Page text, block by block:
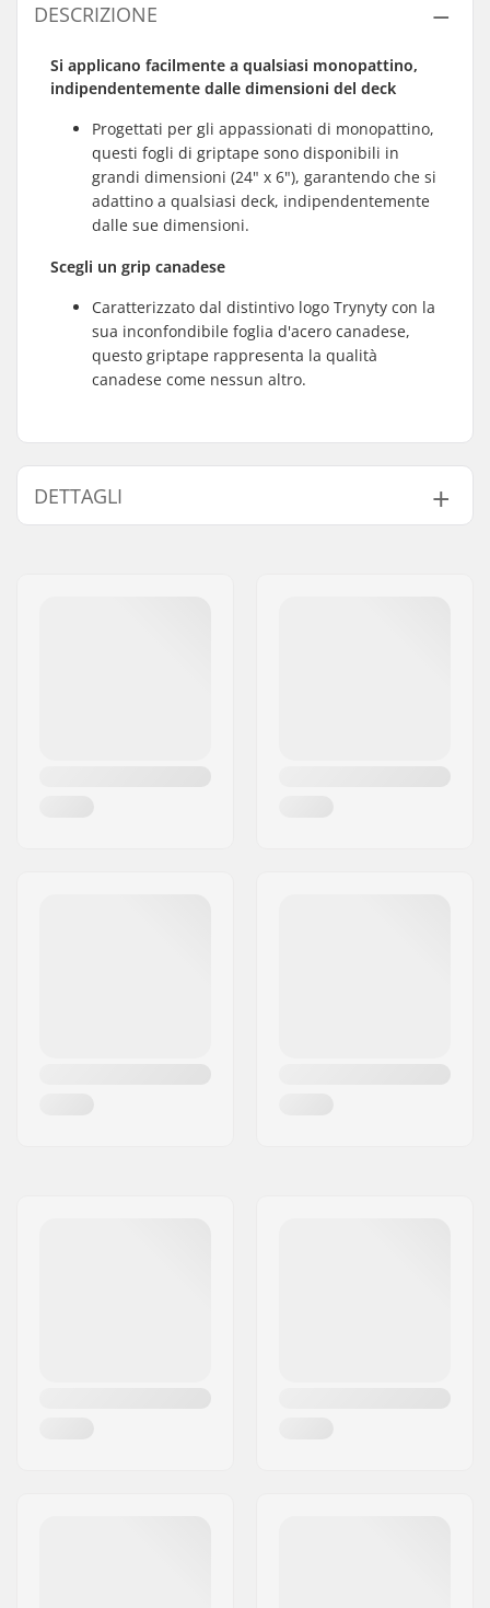
DESCRIZIONE
Si applicano facilmente a qualsiasi monopattino,
indipendentemente dalle dimensioni del deck
Progettati per gli appassionati di monopattino,
questi fogli di griptape sono disponibili in
grandi dimensioni (24" x 6"), garantendo che si
adattino a qualsiasi deck, indipendentemente
dalle sue dimensioni.
Scegli un grip canadese
Caratterizzato dal distintivo logo Trynyty con la
sua inconfondibile foglia d'acero canadese,
questo griptape rappresenta la qualità
canadese come nessun altro.
DETTAGLI